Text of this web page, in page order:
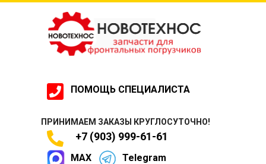
ПОМОЩЬ СПЕЦИАЛИСТА
ПРИНИМАЕМ ЗАКАЗЫ КРУГЛОСУТОЧНО!
+7 (903) 999-61-61
MAX Telegram